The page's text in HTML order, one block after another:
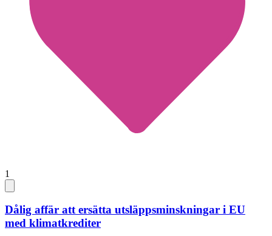
1
Dålig affär att ersätta utsläppsminskningar i EU
med klimatkrediter